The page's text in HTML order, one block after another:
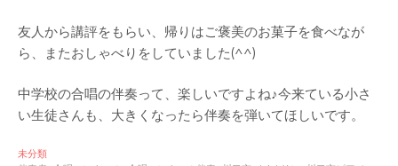
友人から講評をもらい、帰りはご褒美のお菓子を食べなが
ら、またおしゃべりをしていました(^^)
中学校の合唱の伴奏って、楽しいですよね♪今来ている小さ
い生徒さんも、大きくなったら伴奏を弾いてほしいです。
未分類